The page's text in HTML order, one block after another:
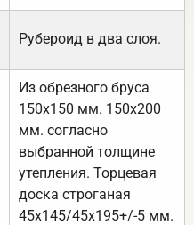
Рубероид в два слоя.
Из обрезного бруса
150х150 мм. 150х200
мм. согласно
выбранной толщине
утепления. Торцевая
доска строганая
45х145/45х195+/-5 мм.